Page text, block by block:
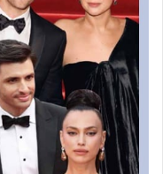
работами ведущих
Джона Акомфры,
Корнелии Паркера,
Уорбойса.
Boat